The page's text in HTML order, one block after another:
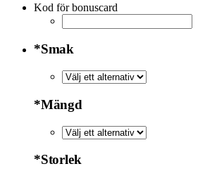
Kod för bonuscard
*Smak
*Mängd
*Storlek